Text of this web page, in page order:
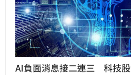
AI負面消息接二連三 科技